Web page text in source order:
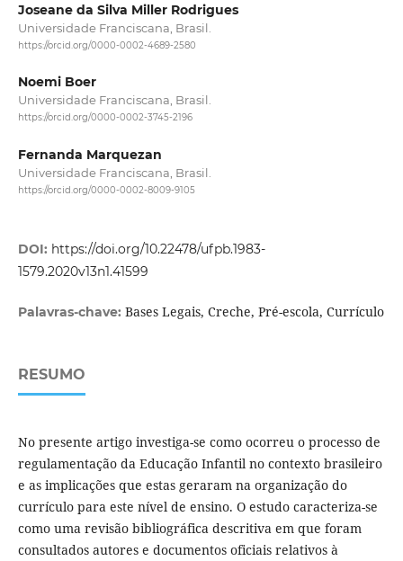
Joseane da Silva Miller Rodrigues
Universidade Franciscana, Brasil.
https://orcid.org/0000-0002-4689-2580
Noemi Boer
Universidade Franciscana, Brasil.
https://orcid.org/0000-0002-3745-2196
Fernanda Marquezan
Universidade Franciscana, Brasil.
https://orcid.org/0000-0002-8009-9105
DOI: https://doi.org/10.22478/ufpb.1983-
1579.2020v13n1.41599
Palavras-chave: Bases Legais, Creche, Pré-escola, Currículo
RESUMO
No presente artigo investiga-se como ocorreu o processo de
regulamentação da Educação Infantil no contexto brasileiro
e as implicações que estas geraram na organização do
currículo para este nível de ensino. O estudo caracteriza-se
como uma revisão bibliográfica descritiva em que foram
consultados autores e documentos oficiais relativos à